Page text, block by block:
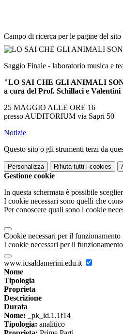
Campo di ricerca per le pagine del sito
Saggio Finale - laboratorio musica e
"LO SAI CHE GLI ANIMALI
a cura del Prof. Schillaci e Valentini
25 MAGGIO ALLE ORE 16
presso AUDITORIUM via Sapri 50
Notizie
Questo sito o gli strumenti terzi da
Personalizza Rifiuta tutti i cookies
Gestione cookie
In questa schermata è possibile
I cookie necessari sono quelli che
Per conoscere quali sono i cookie
Cookie necessari per il funzionamento
I cookie necessari per il
www.icsaldamerini.edu.it
Nome
Tipologia
Proprieta
Descrizione
Durata
Nome: _pk_id.1.1f14
Tipologia: analitico